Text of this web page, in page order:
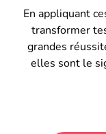
En appliquant
transformer
grandes
elles sont le